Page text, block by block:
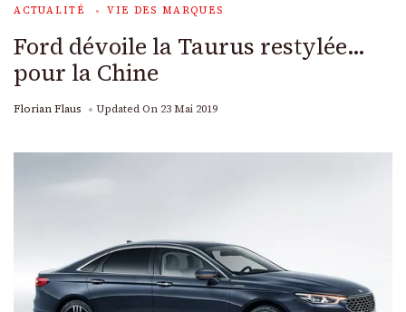
ACTUALITÉ VIE DES MARQUES
Ford dévoile la Taurus restylée…
pour la Chine
Florian Flaus Updated On 23 Mai 2019